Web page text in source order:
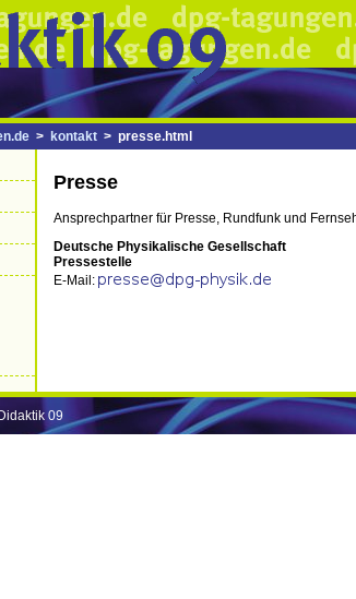
> kontakt > presse.html
Presse
Ansprechpartner für Presse, Rundfunk und
Deutsche Physikalische Gesellschaft
Pressestelle
E-Mail:
09